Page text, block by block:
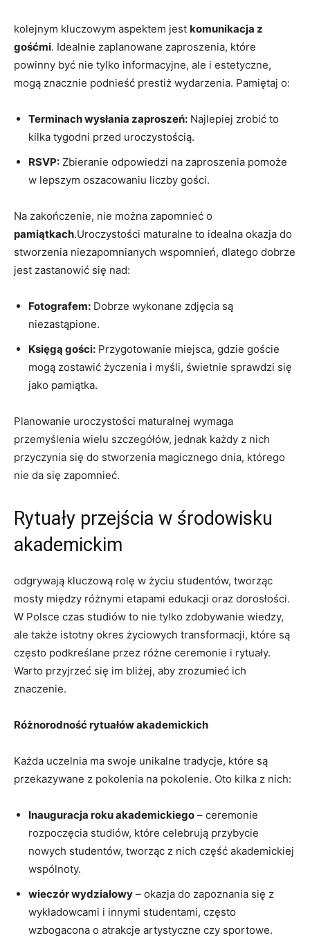
kolejnym kluczowym‍ aspektem jest komunikacja z
gośćmi. Idealnie zaplanowane zaproszenia, które
powinny być nie tylko informacyjne, ale i​ estetyczne,
mogą znacznie podnieść prestiż wydarzenia.‌ Pamiętaj o:
Terminach wysłania zaproszeń: Najlepiej zrobić to
kilka‍ tygodni przed uroczystością.
RSVP: Zbieranie odpowiedzi ⁤na zaproszenia pomoże ​
w lepszym oszacowaniu liczby ⁣gości.
Na zakończenie, nie⁤ można zapomnieć o
pamiątkach.Uroczystości maturalne to idealna okazja ⁢do
stworzenia niezapomnianych wspomnień, dlatego dobrze
jest zastanowić się nad:
Fotografem: Dobrze wykonane​ zdjęcia są
niezastąpione.
Księgą gości: Przygotowanie miejsca, gdzie goście
mogą zostawić życzenia i‍ myśli, ‌świetnie sprawdzi się
‍jako pamiątka.
Planowanie uroczystości ⁢maturalnej wymaga
przemyślenia wielu szczegółów, jednak każdy z nich
przyczynia się do ‍stworzenia magicznego dnia, którego
nie da⁤ się zapomnieć.
Rytuały⁢ przejścia w środowisku
akademickim
odgrywają kluczową ‌rolę w życiu studentów, tworząc
mosty między ​różnymi etapami edukacji oraz‌ dorosłości.
W​ Polsce czas studiów to nie tylko ​zdobywanie ‍wiedzy,
ale także istotny okres ⁢życiowych transformacji, które są
często podkreślane przez różne ceremonie i rytuały.
Warto przyjrzeć się im bliżej, aby zrozumieć ich
znaczenie.
Różnorodność rytuałów akademickich
Każda uczelnia ma swoje unikalne tradycje, które są
przekazywane z⁢ pokolenia na pokolenie. Oto kilka z nich:
Inauguracja‍ roku akademickiego – ceremonie
rozpoczęcia studiów, które celebrują przybycie
nowych studentów, tworząc z nich część akademickiej
⁤wspólnoty.
wieczór wydziałowy – okazja do zapoznania się z
wykładowcami i ​innymi studentami, często
wzbogacona o ⁣atrakcje artystyczne czy sportowe.